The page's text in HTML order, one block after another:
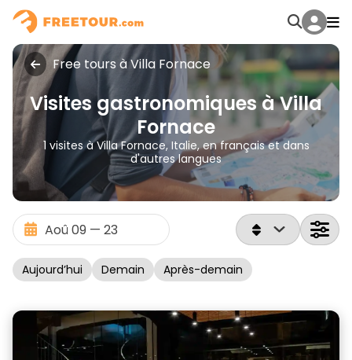
Free tours à Villa Fornace
Visites gastronomiques à Villa
Fornace
1 visites à Villa Fornace, Italie, en français et dans
d'autres langues
Aujourd’hui Demain Après-demain